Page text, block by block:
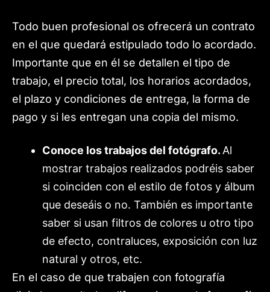
Todo buen profesional os ofrecerá un contrato
en el que quedará estipulado todo lo acordado.
Importante que en él se detallen el tipo de
trabajo, el precio total, los horarios acordados,
el plazo y condiciones de entrega, la forma de
pago y si les entregan una copia del mismo.
Conoce los trabajos del fotógrafo. Al
mostrar trabajos realizados podréis saber
si coinciden con el estilo de fotos y álbum
que deseáis o no. También es importante
saber si usan filtros de colores u otro tipo
de efecto, contraluces, exposición con luz
natural y otros, etc.
En el caso de que trabajen con fotografía